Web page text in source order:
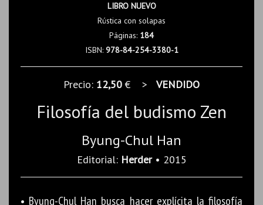
LIBRO NUEVO
Rústica con solapas
Páginas: 184
ISBN: 978-84-254-3380-1
Precio: 12,50€ > VENDIDO
Filosofía del budismo Zen
Byung-Chul Han
Editorial: Herder• 2015
• Byung-Chul Han busca hacer explícita la filosofía